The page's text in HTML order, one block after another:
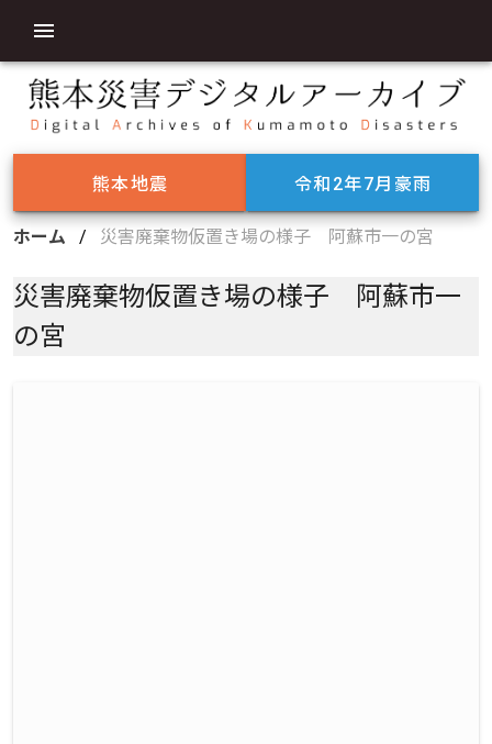
熊本地震 令和2年7月豪雨
ホーム / 災害廃棄物仮置き場の様子 阿蘇市一の宮
災害廃棄物仮置き場の様子 阿蘇市一
の宮